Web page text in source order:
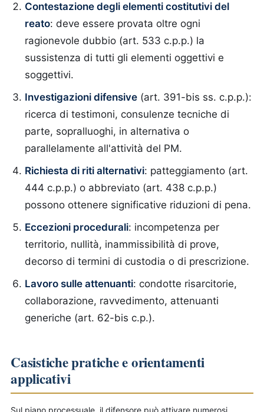
Contestazione degli elementi costitutivi del
reato: deve essere provata oltre ogni
ragionevole dubbio (art. 533 c.p.p.) la
sussistenza di tutti gli elementi oggettivi e
soggettivi.
Investigazioni difensive (art. 391-bis ss. c.p.p.):
ricerca di testimoni, consulenze tecniche di
parte, sopralluoghi, in alternativa o
parallelamente all'attività del PM.
Richiesta di riti alternativi: patteggiamento (art.
444 c.p.p.) o abbreviato (art. 438 c.p.p.)
possono ottenere significative riduzioni di pena.
Eccezioni procedurali: incompetenza per
territorio, nullità, inammissibilità di prove,
decorso di termini di custodia o di prescrizione.
Lavoro sulle attenuanti: condotte risarcitorie,
collaborazione, ravvedimento, attenuanti
generiche (art. 62-bis c.p.).
Casistiche pratiche e orientamenti
applicativi
Sul piano processuale, il difensore può attivare numerosi